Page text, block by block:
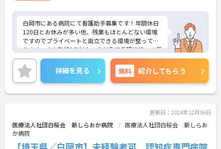
白岡市にある病院にて看護助手募集です！年間休日
120日とお休みが多い他、残業もほとんどない環境
ですのでプライベートと両立できる環境が整ってお
ります。また勤続1年以上の方対象で看護学校への奨
学金制度がありますので、看護助手から看護師を目
指すことも可能です！
ご興味ある方には、面接対策ポイントなど、さらに
詳細をお話しいたしますのでお気軽にご相談くださ
い。
詳細を見る 無料 紹介してもらう
更新日：2024年12月06日
医療法人社団白桜会 新しらおか病院
医療法人社団白桜会 新しらお
か病院
【埼玉県／白岡市】未経験者可 認知症専門病院